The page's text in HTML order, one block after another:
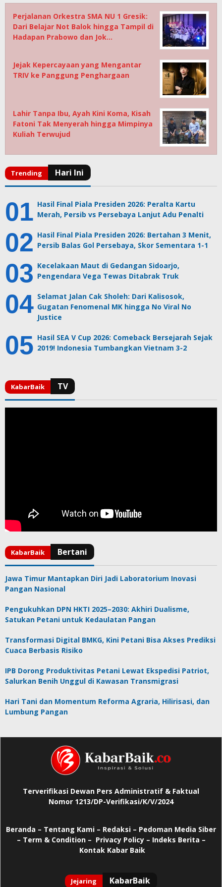
Perjalanan Orkestra SMA NU 1 Gresik:
Dari Belajar Not Balok hingga Tampil di
Hadapan Prabowo dan Jok…
Jejak Kepercayaan yang Mengantar
TRIV ke Panggung Penghargaan
Lahir Tanpa Ibu, Ayah Kini Koma, Kisah
Fatoni Tak Menyerah hingga Mimpinya
Kuliah Terwujud
Hasil Final Piala Presiden 2026: Peralta Kartu
Merah, Persib vs Persebaya Lanjut Adu Penalti
Hasil Final Piala Presiden 2026: Bertahan 3 Menit,
Persib Balas Gol Persebaya, Skor Sementara 1-1
Kecelakaan Maut di Gedangan Sidoarjo,
Pengendara Vega Tewas Ditabrak Truk
Selamat Jalan Cak Sholeh: Dari Kalisosok,
Gugatan Fenomenal MK hingga No Viral No
Justice
Hasil SEA V Cup 2026: Comeback Bersejarah Sejak
2019! Indonesia Tumbangkan Vietnam 3-2
Jawa Timur Mantapkan Diri Jadi Laboratorium Inovasi
Pangan Nasional
Pengukuhkan DPN HKTI 2025–2030: Akhiri Dualisme,
Satukan Petani untuk Kedaulatan Pangan
Transformasi Digital BMKG, Kini Petani Bisa Akses Prediksi
Cuaca Berbasis Risiko
IPB Dorong Produktivitas Petani Lewat Ekspedisi Patriot,
Salurkan Benih Unggul di Kawasan Transmigrasi
Hari Tani dan Momentum Reforma Agraria, Hilirisasi, dan
Lumbung Pangan
Terverifikasi Dewan Pers Administratif & Faktual
Nomor 1213/DP-Verifikasi/K/V/2024
Beranda – Tentang Kami – Redaksi – Pedoman Media Siber
– Term & Condition – Privacy Policy– Indeks Berita –
Kontak Kabar Baik